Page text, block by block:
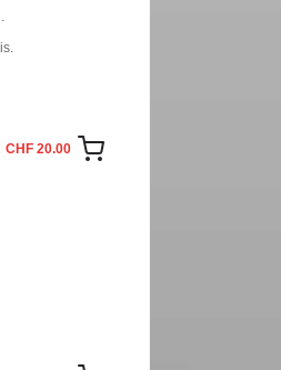
CHF 20.00